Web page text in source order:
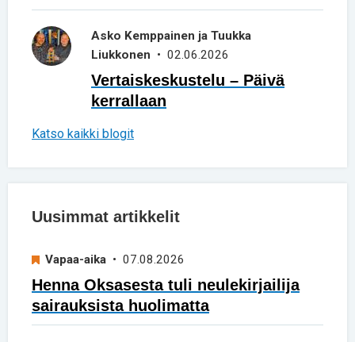
Asko Kemppainen ja Tuukka
Liukkonen • 02.06.2026
Vertaiskeskustelu – Päivä
kerrallaan
Katso kaikki blogit
Uusimmat artikkelit
Vapaa-aika • 07.08.2026
Henna Oksasesta tuli neulekirjailija
sairauksista huolimatta